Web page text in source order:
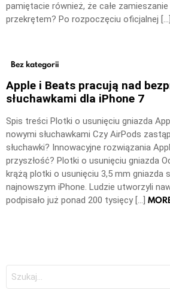
pamiętacie również, że całe
przekrętem? Po rozpoczęciu oficjalnej […]
Bez kategorii
Apple i Beats pracują nad
słuchawkami dla iPhone 7
Spis treści Plotki o usunięciu gniazda
nowymi słuchawkami Czy AirPods
słuchawki? Innowacyjne rozwiązania
przyszłość? Plotki o usunięciu gniazda
krążą plotki o usunięciu 3,5 mm gniazda
najnowszym iPhone. Ludzie utworzyli
podpisało już ponad 200 tysięcy […]